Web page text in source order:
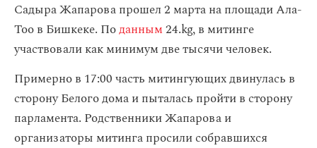
Садыра Жапарова прошел 2 марта на площади Ала-
Тоо в Бишкеке. Поданным24.kg, в митинге
участвовали как минимум две тысячи человек.
Примерно в 17:00 часть митингующих двинулась в
сторону Белого дома и пыталась пройти в сторону
парламента. Родственники Жапарова и
организаторы митинга просили собравшихся